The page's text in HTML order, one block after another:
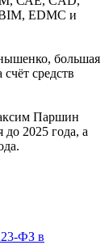
EDMC и
большая
средств
Паршин
до 2025 года, а
ФЗ в